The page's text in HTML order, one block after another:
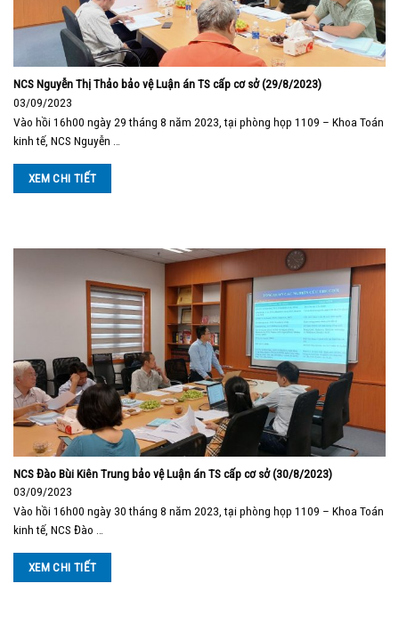
NCS Nguyễn Thị Thảo bảo vệ Luận án TS cấp cơ sở (29/8/2023)
03/09/2023
Vào hồi 16h00 ngày 29 tháng 8 năm 2023, tại phòng họp 1109 – Khoa Toán
kinh tế, NCS Nguyễn …
XEM CHI TIẾT
NCS Đào Bùi Kiên Trung bảo vệ Luận án TS cấp cơ sở (30/8/2023)
03/09/2023
Vào hồi 16h00 ngày 30 tháng 8 năm 2023, tại phòng họp 1109 – Khoa Toán
kinh tế, NCS Đào …
XEM CHI TIẾT